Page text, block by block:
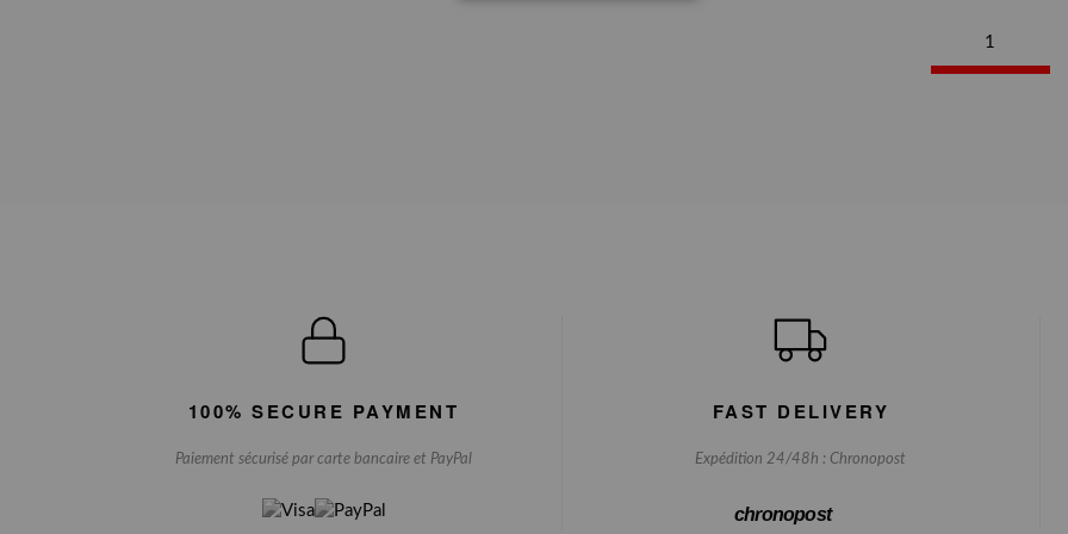
1
100% SECURE PAYMENT
Paiement sécurisé par carte bancaire et PayPal
FAST DELIVERY
Expédition 24/48h : Chronopost
chronopost